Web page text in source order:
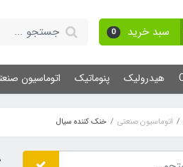
سبد خرید 0
هیدرولیک پنوماتیک اتوماسیون
اتوماسیون صنعتی خنک کننده سیال